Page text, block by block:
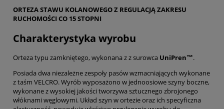
ORTEZA STAWU KOLANOWEGO Z REGULACJĄ ZAKRESU
RUCHOMOŚCI CO 15 STOPNI
Charakterystyka wyrobu
Orteza typu zamkniętego, wykonana z z surowca UniPren™️.
Posiada dwa niezależne zespoły pasów wzmacniających wykonane
z taśm VELCRO. Wyrób wyposażono w jednoosiowe szyny boczne,
wykonane z wysokiej jakości tworzywa sztucznego zbrojonego
włóknami węglowymi. Układ szyn w ortezie oraz ich specyficzna